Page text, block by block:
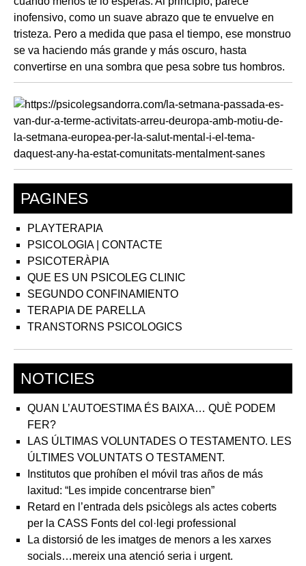
PAGINES
PLAYTERAPIA
PSICOLOGIA | CONTACTE
PSICOTERÀPIA
QUE ES UN PSICOLEG CLINIC
SEGUNDO CONFINAMIENTO
TERAPIA DE PARELLA
TRANSTORNS PSICOLOGICS
NOTICIES
QUAN L’AUTOESTIMA ÉS BAIXA… QUÈ PODEM
FER?
LAS ÚLTIMAS VOLUNTADES O TESTAMENTO. LES
ÚLTIMES VOLUNTATS O TESTAMENT.
Institutos que prohíben el móvil tras años de más
laxitud: “Les impide concentrarse bien”
Retard en l’entrada dels psicòlegs als actes coberts
per la CASS Fonts del col·legi professional
La distorsió de les imatges de menors a les xarxes
socials…mereix una atenció seria i urgent.